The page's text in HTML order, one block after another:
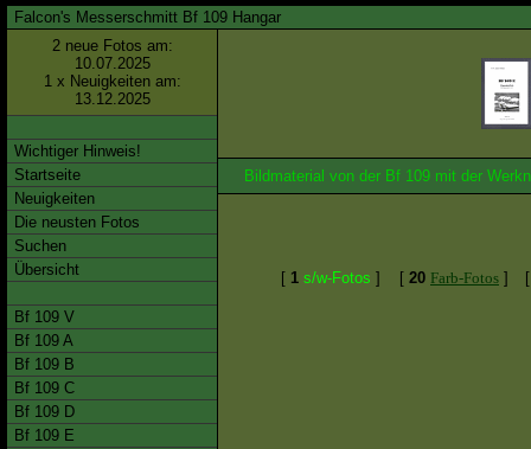
Falcon's Messerschmitt Bf 109 Hangar
2 neue Fotos am:
10.07.2025
1 x Neuigkeiten am:
13.12.2025
Wichtiger Hinweis!
Startseite
Neuigkeiten
Die neusten Fotos
Suchen
Übersicht
Bf 109 V
Bf 109 A
Bf 109 B
Bf 109 C
Bf 109 D
Bf 109 E
Bildmaterial von der Bf 109 mit der
[ 1 s/w-Fotos ] [ 20 Farb-Fotos ]